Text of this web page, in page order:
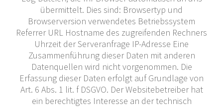
übermittelt. Dies sind: Browsertyp und
Browserversion verwendetes Betriebssystem
Referrer URL Hostname des zugreifenden Rechners
Uhrzeit der Serveranfrage IP-Adresse Eine
Zusammenführung dieser Daten mit anderen
Datenquellen wird nicht vorgenommen. Die
Erfassung dieser Daten erfolgt auf Grundlage von
Art. 6 Abs. 1 lit. f DSGVO. Der Websitebetreiber hat
ein berechtigtes Interesse an der technisch